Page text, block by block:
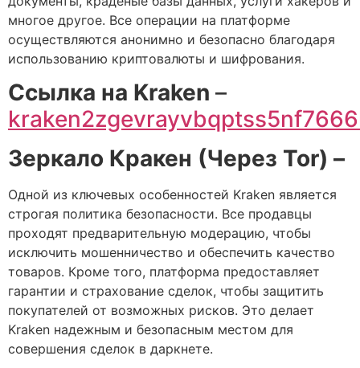
многое другое. Все операции на платформе
осуществляются анонимно и безопасно благодаря
использованию криптовалюты и шифрования.
Cсылка на Kraken –
Зеркало Кракен (Через Tor) –
Одной из ключевых особенностей Kraken является
строгая политика безопасности. Все продавцы
проходят предварительную модерацию, чтобы
исключить мошенничество и обеспечить качество
товаров. Кроме того, платформа предоставляет
гарантии и страхование сделок, чтобы защитить
покупателей от возможных рисков. Это делает
Kraken надежным и безопасным местом для
совершения сделок в даркнете.